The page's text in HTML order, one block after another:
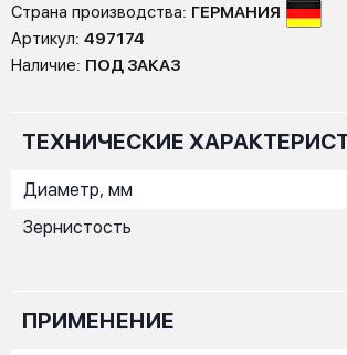
Страна производства: ГЕРМАНИЯ
Артикул: 497174
Наличие: ПОД ЗАКАЗ
ТЕХНИЧЕСКИЕ
Диаметр, мм
Зернистость
ПРИМЕНЕНИЕ